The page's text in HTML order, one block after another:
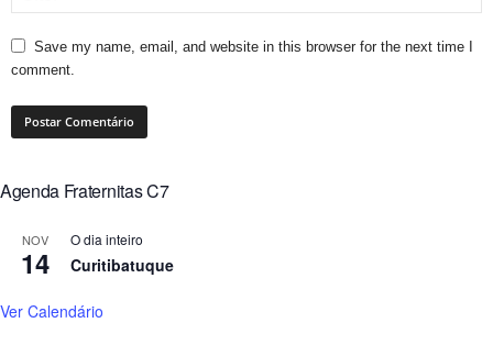
Save my name, email, and website in this browser for the next time I
comment.
Agenda Fraternitas C7
NOV
14
O dia inteiro
Curitibatuque
Ver Calendário